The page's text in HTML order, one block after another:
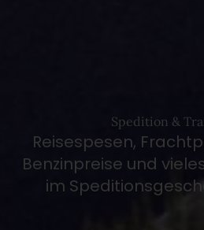
Spedition &
Reisespesen,
Benzinpreise und
im